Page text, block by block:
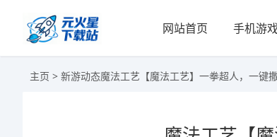
网站首页 手机游
主页 > 新游动态魔法工艺【魔法工艺】一拳超人，一键撒